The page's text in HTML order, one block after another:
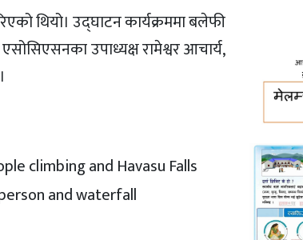
थियो। उद्घाटन कार्यक्रममा बलेफी
उपाध्यक्ष रामेश्वर आचार्य,